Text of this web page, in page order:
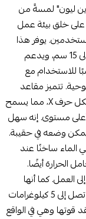
ليون" لمسةً من
على خلق بيئة عمل
يوفر هذا
المكتب القائم القابل للتعديل امتدادًا أقصى يصل إلى 15 سم، ويدعم
مناسبًا للاستخدام مع
تتميز مقاعد
الحامل بتصميم فريد من نوعه بمفصلتين على شكل حرف X، مما يسمح
أعلى مستوى. إنه سهل
يُمكن وضعه في حقيبة.
الماء ساخنًا عند
الحرارة أيضًا.
العمل. كما أنها
متعددة الاستخدامات ويمكنها أن تتحمل حمولة تصل إلى 5 كيلوغرامات
قوتها وهي في الواقع